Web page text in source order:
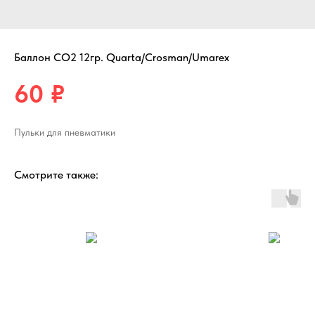
Баллон СО2 12гр. Quarta/Crosman/Umarex
60 ₽
Пульки для пневматики
Смотрите также: